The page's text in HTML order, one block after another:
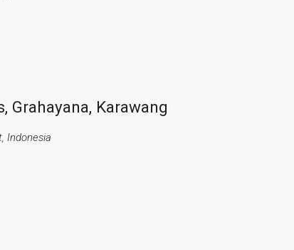
Grahayana, Karawang
Indonesia